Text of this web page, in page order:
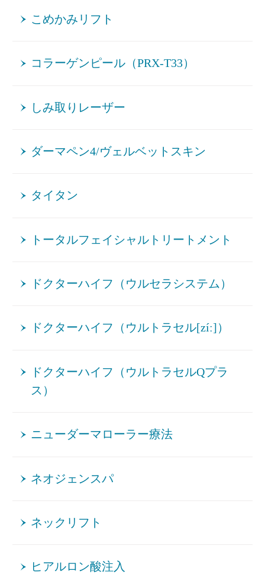
こめかみリフト
コラーゲンピール（PRX-T33）
しみ取りレーザー
ダーマペン4/ヴェルベットスキン
タイタン
トータルフェイシャルトリートメント
ドクターハイフ（ウルセラシステム）
ドクターハイフ（ウルトラセル[zíː]）
ドクターハイフ（ウルトラセルQプラ
ス）
ニューダーマローラー療法
ネオジェンスパ
ネックリフト
ヒアルロン酸注入